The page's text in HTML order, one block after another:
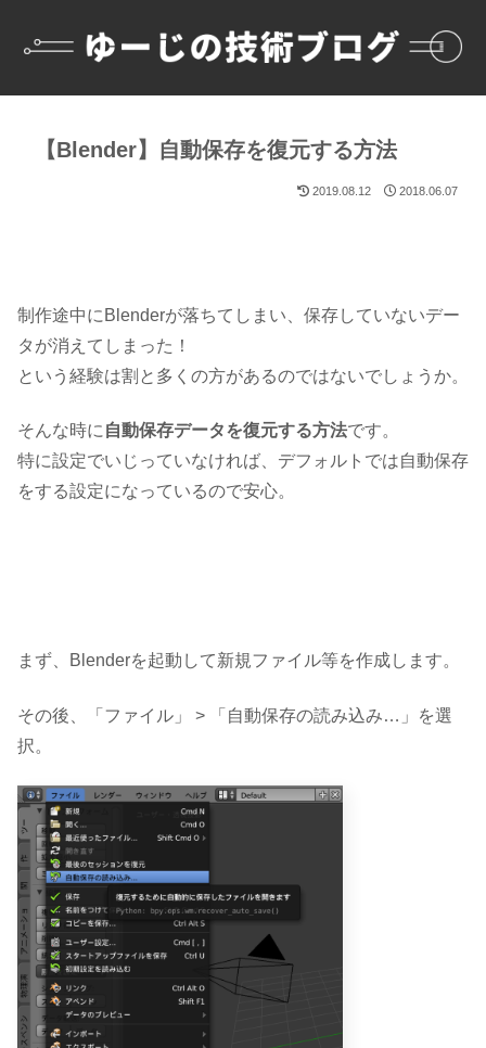
【Blender】自動保存を復元する方法
2019.08.12 2018.06.07
制作途中にBlenderが落ちてしまい、保存していないデー
タが消えてしまった！
という経験は割と多くの方があるのではないでしょうか。
そんな時に 自動保存データを復元する方法です。
特に設定でいじっていなければ、デフォルトでは自動保存
をする設定になっているので安心。
まず、Blenderを起動して新規ファイル等を作成します。
その後、「ファイル」 > 「自動保存の読み込み…」を選
択。